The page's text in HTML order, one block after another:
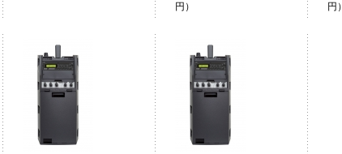
円）
円）